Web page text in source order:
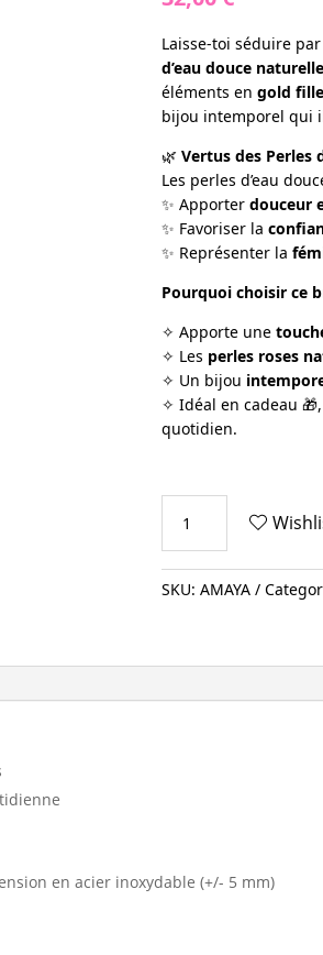
Laisse-toi séduire
d’eau douce
éléments engold
bijou intemporel qui
🌿Vertus des Perles
Les perles d’eau
✨ Apporterdouceur
✨ Favoriser la
✨ Représenter la
Pourquoi choisir ce
✧ Apporte une
✧ Les perles roses
✧ Un bijou
✧ Idéal en cadeau
quotidien.
AMAYA
quantity
SKU:AMAYA
en acier inoxydable (+/- 5 mm)